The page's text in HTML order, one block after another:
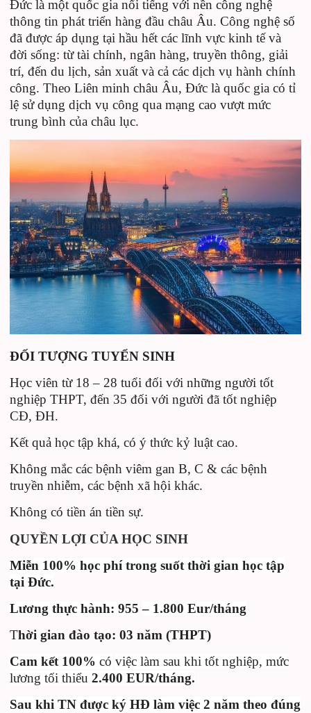
Đức là một quốc gia nổi tiếng với nền công nghệ
thông tin phát triển hàng đầu châu Âu. Công nghệ số
đã được áp dụng tại hầu hết các lĩnh vực kinh tế và
đời sống: từ tài chính, ngân hàng, truyền thông, giải
trí, đến du lịch, sản xuất và cả các dịch vụ hành chính
công. Theo Liên minh châu Âu, Đức là quốc gia có tỉ
lệ sử dụng dịch vụ công qua mạng cao vượt mức
trung bình của châu lục.
ĐỐI TƯỢNG TUYỂN SINH
Học viên từ 18 – 28 tuổi đối với những người tốt
nghiệp THPT, đến 35 đối với người đã tốt nghiệp
CĐ, ĐH.
Kết quả học tập khá, có ý thức kỷ luật cao.
Không mắc các bệnh viêm gan B, C & các bệnh
truyền nhiễm, các bệnh xã hội khác.
Không có tiền án tiền sự.
QUYỀN LỢI CỦA HỌC SINH
Miễn 100% học phí trong suốt thời gian học tập
tại Đức.
Lương thực hành: 955 – 1.800 Eur/tháng
Thời gian đào tạo: 03 năm (THPT)
Cam kết 100% có việc làm sau khi tốt nghiệp, mức
lương tối thiểu 2.400 EUR/tháng.
Sau khi TN được ký HĐ làm việc 2 năm theo đúng